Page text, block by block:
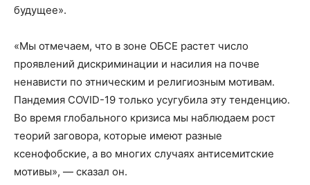
будущее».
«Мы отмечаем, что в зоне ОБСЕ растет число
проявлений дискриминации и насилия на почве
ненависти по этническим и религиозным мотивам.
Пандемия COVID-19 только усугубила эту тенденцию.
Во время глобального кризиса мы наблюдаем рост
теорий заговора, которые имеют разные
ксенофобские, а во многих случаях антисемитские
мотивы», — сказал он.